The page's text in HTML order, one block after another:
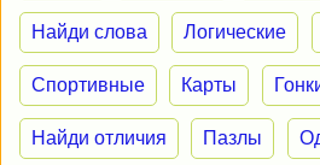
Найди слова Логические
Спортивные Карты
Найди отличия Пазлы